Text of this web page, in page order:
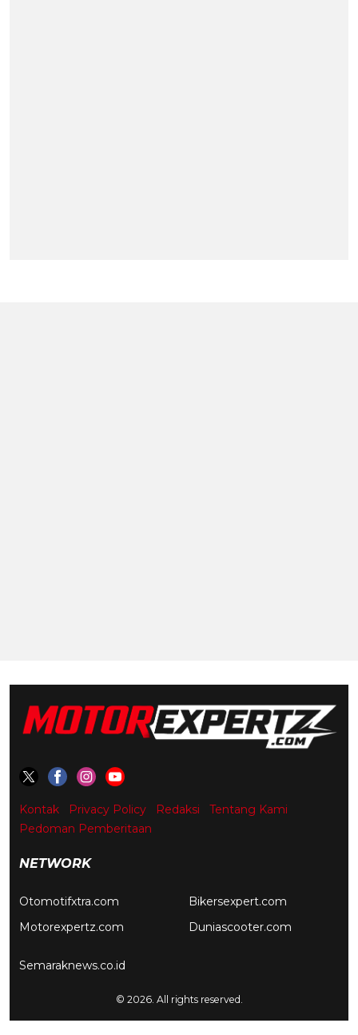
Kontak Privacy Policy Redaksi
Tentang Kami
Pedoman Pemberitaan
NETWORK
Otomotifxtra.com
Motorexpertz.com
Bikersexpert.com
Duniascooter.com
Semaraknews.co.id
© 2026. All rights reserved.